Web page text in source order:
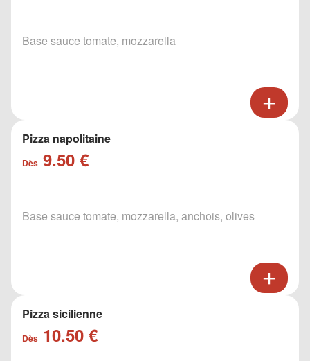
Base sauce tomate, mozzarella
Pizza napolitaine
Dès 9.50 €
Base sauce tomate, mozzarella, anchois, olives
Pizza sicilienne
Dès 10.50 €